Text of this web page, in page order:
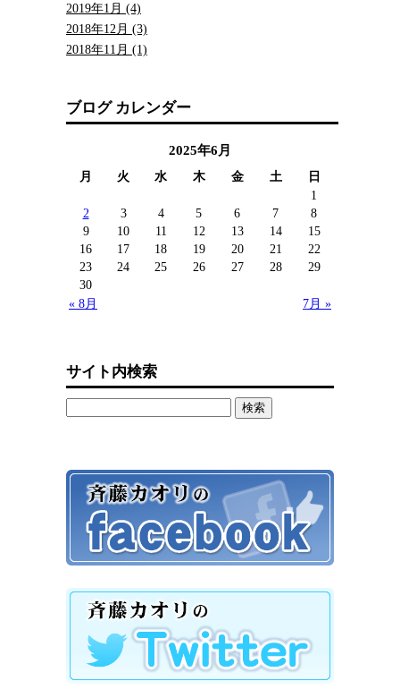
2019年1月 (4)
2018年12月 (3)
2018年11月 (1)
ブログ カレンダー
2025年6月
月 火 水 木 金 土 日
« 8月 7月 »
1
2
3 4 5 6 7
8
9
10 11 12 13 14
15
16
17 18 19 20 21
22
23
24 25 26 27 28
29
30
サイト内検索
検
索: